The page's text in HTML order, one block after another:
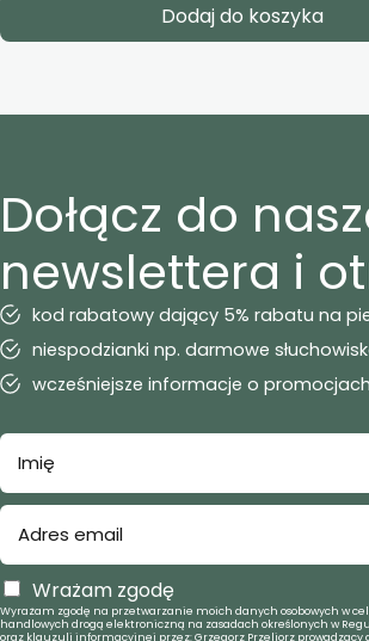
Dodaj do koszyka
Dołącz do
newslettera i
kod rabatowy dający 5% rabatu na
niespodzianki np. darmowe
wcześniejsze informacje o
Wrażam zgodę
Wyrażam zgodę na przetwarzanie moich danych osobowych w
handlowych drogą elektroniczną na zasadach określonych w
oraz klauzuli informacyjnej przez: Grzegorz Przeliorz prowadzący